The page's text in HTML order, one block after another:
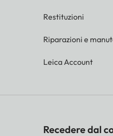
Restituzioni
Riparazioni e
Leica Account
Recedere dal